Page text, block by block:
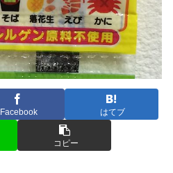
Facebook はてブ
コピー